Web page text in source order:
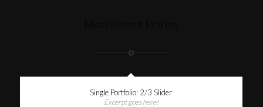
Single Portfolio: 2/3 Slider
Excerpt goes here!